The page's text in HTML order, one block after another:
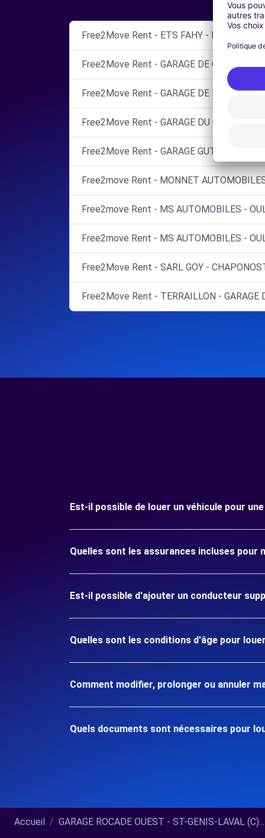
Free2Move Rent - ETS FAHY -
Free2Move Rent - GARAGE DE GADAGNE -
Free2Move Rent - GARAGE DE LA PLAINE
Free2Move Rent - GARAGE DU CHATER
Free2Move Rent - GARAGE GUTTARL
Free2move Rent - MONNET
Free2move Rent - MS AUTOMOBILES -
Free2move Rent - MS AUTOMOBILES -
Free2Move Rent - SARL GOY -
Free2Move Rent - TERRAILLON - GARAGE
Est-il possible de louer un véhicule pour
Quelles sont les assurances incluses pour
Est-il possible d'ajouter un conducteur
Quelles sont les conditions d'âge pour
Comment modifier, prolonger ou annuler
Quels documents sont nécessaires pour
Accueil GARAGE ROCADE OUEST - ST-GENIS-LAVAL (C)...